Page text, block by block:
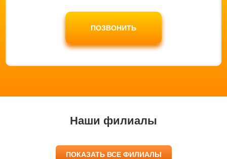
ПОЗВОНИТЬ
Наши филиалы
ПОКАЗАТЬ ВСЕ ФИЛИАЛЫ